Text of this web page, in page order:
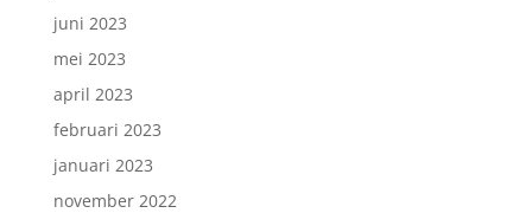
juni 2023
mei 2023
april 2023
februari 2023
januari 2023
november 2022